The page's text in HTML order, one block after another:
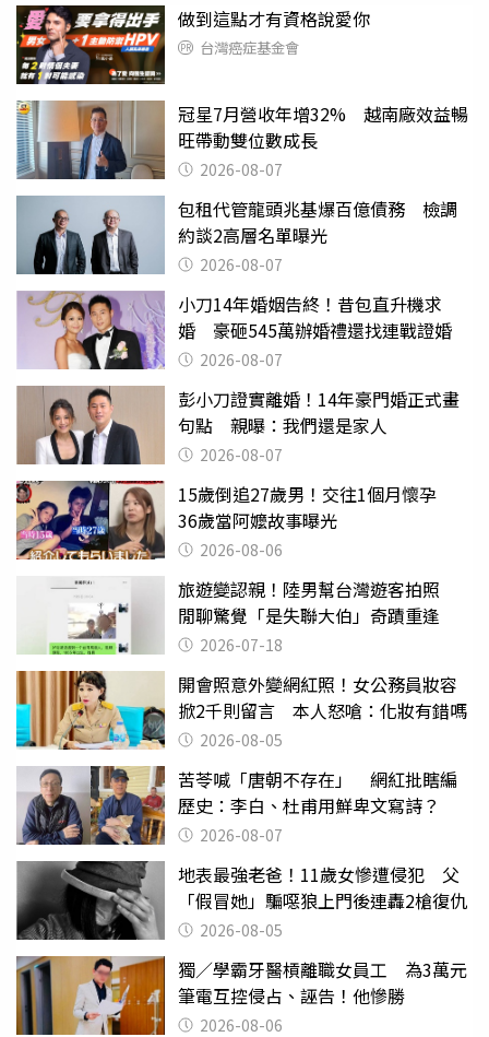
做到這點才有資格說愛你
台灣癌症基金會
冠星7月營收年增32% 越南廠效益暢
旺帶動雙位數成長
2026-08-07
包租代管龍頭兆基爆百億債務 檢調
約談2高層名單曝光
2026-08-07
小刀14年婚姻告終！昔包直升機求
婚 豪砸545萬辦婚禮還找連戰證婚
2026-08-07
彭小刀證實離婚！14年豪門婚正式畫
句點 親曝：我們還是家人
2026-08-07
15歲倒追27歲男！交往1個月懷孕
36歲當阿嬤故事曝光
2026-08-06
旅遊變認親！陸男幫台灣遊客拍照
閒聊驚覺「是失聯大伯」奇蹟重逢
2026-07-18
開會照意外變網紅照！女公務員妝容
掀2千則留言 本人怒嗆：化妝有錯嗎
2026-08-05
苦苓喊「唐朝不存在」 網紅批瞎編
歷史：李白、杜甫用鮮卑文寫詩？
2026-08-07
地表最強老爸！11歲女慘遭侵犯 父
「假冒她」騙噁狼上門後連轟2槍復仇
2026-08-05
獨／學霸牙醫槓離職女員工 為3萬元
筆電互控侵占、誣告！他慘勝
2026-08-06